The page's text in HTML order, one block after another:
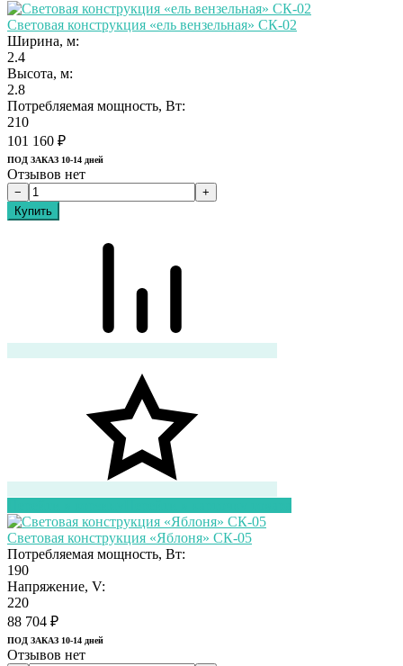
Световая конструкция «ель вензельная» СК-02
Ширина, м:
2.4
Высота, м:
2.8
Потребляемая мощность, Вт:
210
101 160 ₽
ПОД ЗАКАЗ 10-14 дней
Отзывов нет
Световая конструкция «Яблоня» СК-05
Потребляемая мощность, Вт:
190
Напряжение, V:
220
88 704 ₽
ПОД ЗАКАЗ 10-14 дней
Отзывов нет